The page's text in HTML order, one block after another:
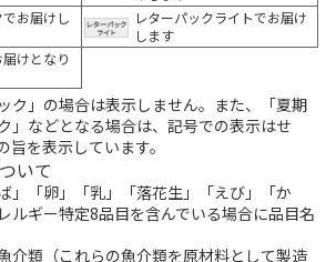
お届けし
レターパックライトでお届け
します
けとなり
ク」の場合は表示しません。また、「夏期
」などとなる場合は、記号での表示はせ
を表示しています。
いて
」「卵」「乳」「落花生」「えび」「か
ルギー特定8品目を含んでいる場合に品目名
介類（これらの魚介類を原材料として製造